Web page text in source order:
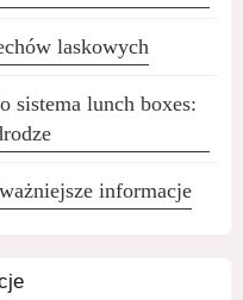
laskowych
sistema lunch boxes:
informacje